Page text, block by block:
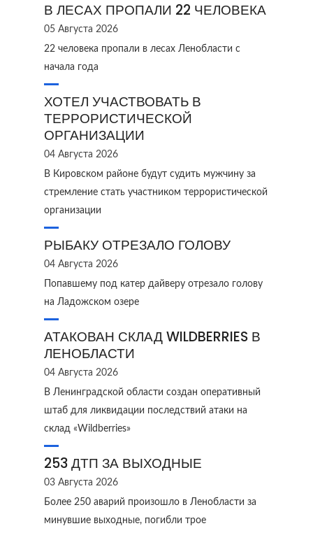
В ЛЕСАХ ПРОПАЛИ 22 ЧЕЛОВЕКА
05 Августа 2026
22 человека пропали в лесах Ленобласти с
начала года
ХОТЕЛ УЧАСТВОВАТЬ В
ТЕРРОРИСТИЧЕСКОЙ
ОРГАНИЗАЦИИ
04 Августа 2026
В Кировском районе будут судить мужчину за
стремление стать участником террористической
организации
РЫБАКУ ОТРЕЗАЛО ГОЛОВУ
04 Августа 2026
Попавшему под катер дайверу отрезало голову
на Ладожском озере
АТАКОВАН СКЛАД WILDBERRIES В
ЛЕНОБЛАСТИ
04 Августа 2026
В Ленинградской области создан оперативный
штаб для ликвидации последствий атаки на
склад «Wildberries»
253 ДТП ЗА ВЫХОДНЫЕ
03 Августа 2026
Более 250 аварий произошло в Ленобласти за
минувшие выходные, погибли трое